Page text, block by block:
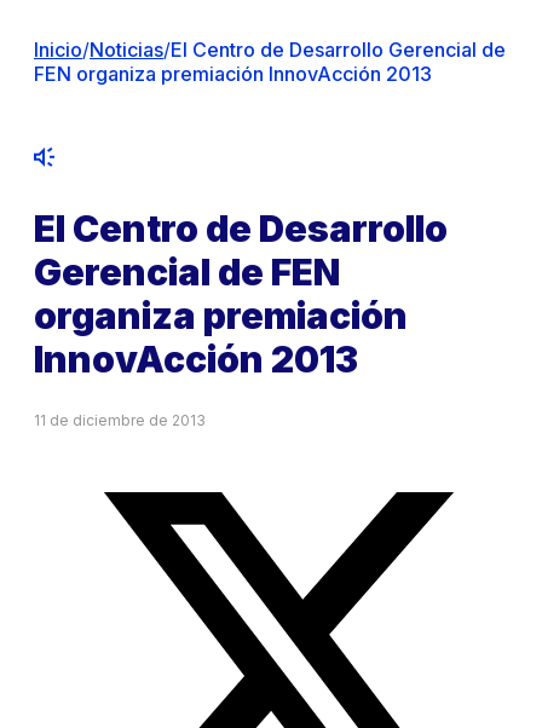
Inicio/Noticias/El Centro de Desarrollo Gerencial de
FEN organiza premiación InnovAcción 2013
El Centro de Desarrollo
Gerencial de FEN
organiza premiación
InnovAcción 2013
11 de diciembre de 2013